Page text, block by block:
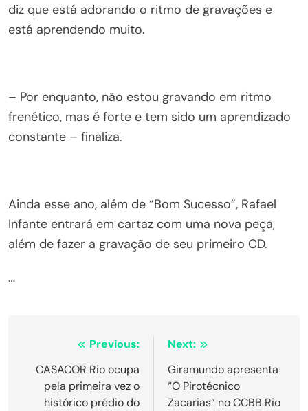
diz que está adorando o ritmo de gravações e
está aprendendo muito.
– Por enquanto, não estou gravando em ritmo
frenético, mas é forte e tem sido um aprendizado
constante – finaliza.
Ainda esse ano, além de “Bom Sucesso”, Rafael
Infante entrará em cartaz com uma nova peça,
além de fazer a gravação de seu primeiro CD.
…
Navegação
de
Post
Previous:
CASACOR Rio ocupa
pela primeira vez o
histórico prédio do
Next:
Giramundo apresenta
“O Pirotécnico
Zacarias” no CCBB Rio